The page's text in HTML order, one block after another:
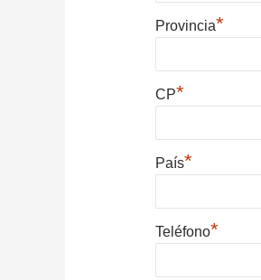
Provincia*
CP*
País*
Teléfono*